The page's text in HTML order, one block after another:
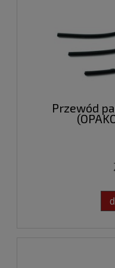
Przewód